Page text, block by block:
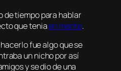
de tiempo para hablar
que teniaen mente.
fue algo que se
un nicho por así
y se dio de una